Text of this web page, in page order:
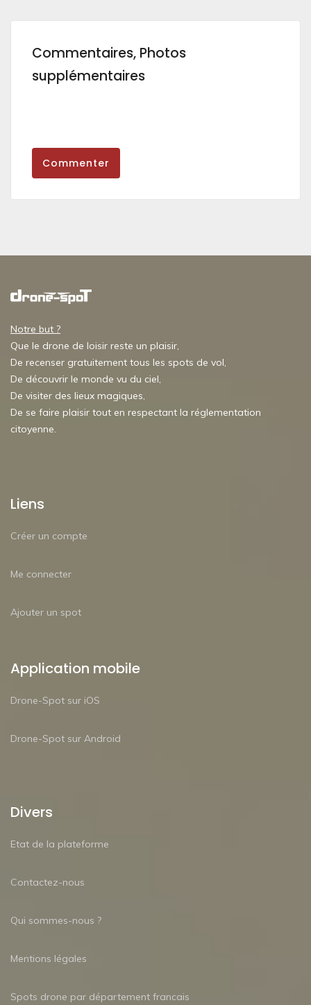
Commentaires, Photos
supplémentaires
Commenter
Notre but ?
Que le drone de loisir reste un plaisir,
De recenser gratuitement tous les spots de vol,
De découvrir le monde vu du ciel,
De visiter des lieux magiques,
De se faire plaisir tout en respectant la réglementation
citoyenne.
Liens
Créer un compte
Me connecter
Ajouter un spot
Application mobile
Drone-Spot sur iOS
Drone-Spot sur Android
Divers
Etat de la plateforme
Contactez-nous
Qui sommes-nous ?
Mentions légales
Spots drone par département francais